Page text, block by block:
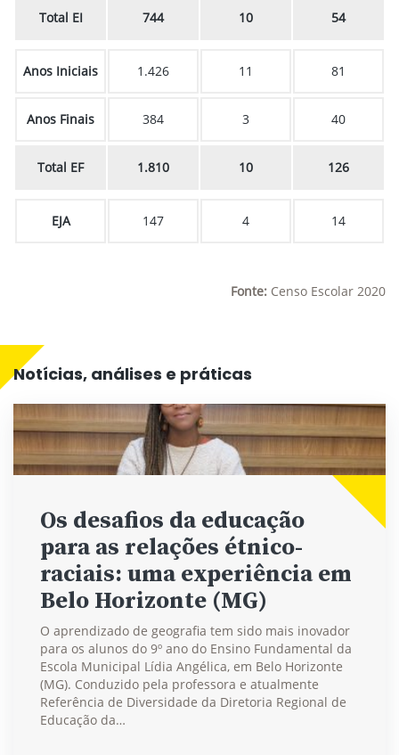
Total EI 744 10 54
Anos Iniciais 1.426 11 81
Anos Finais 384 3 40
Total EF 1.810 10 126
EJA 147 4 14
Fonte: Censo Escolar 2020
Notícias, análises e práticas
Os desafios da educação
para as relações étnico-
raciais: uma experiência em
Belo Horizonte (MG)
O aprendizado de geografia tem sido mais inovador
para os alunos do 9º ano do Ensino Fundamental da
Escola Municipal Lídia Angélica, em Belo Horizonte
(MG). Conduzido pela professora e atualmente
Referência de Diversidade da Diretoria Regional de
Educação da…